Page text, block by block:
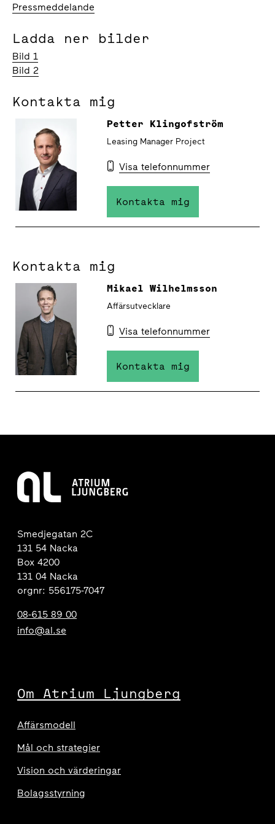
Pressmeddelande
Ladda ner bilder
Bild 1
Bild 2
Kontakta mig
Petter Klingofström
Leasing Manager Project
Visa telefonnummer
Kontakta mig
Kontakta mig
Mikael Wilhelmsson
Affärsutvecklare
Visa telefonnummer
Kontakta mig
Smedjegatan 2C
131 54 Nacka
Box 4200
131 04 Nacka
orgnr: 556175-7047
08-615 89 00
info@al.se
Om Atrium Ljungberg
Affärsmodell
Mål och strategier
Vision och värderingar
Bolagsstyrning